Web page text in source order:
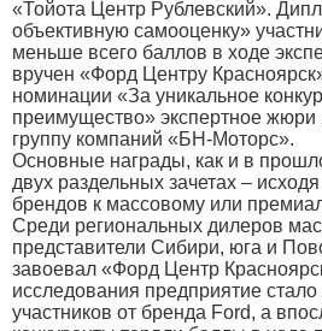
«Тойота Центр Рублевский».
объективную самооценку»
меньше всего баллов в ходе
вручен «Форд Центру
номинации «За уникальное
преимущество» экспертное
группу компаний «БН-Моторс».
Основные награды, как и в
двух раздельных зачетах –
брендов к массовому или
Среди региональных дилеров
представители Сибири, юга и
завоевал «Форд Центр
исследования предприятие
участников от бренда Ford, а